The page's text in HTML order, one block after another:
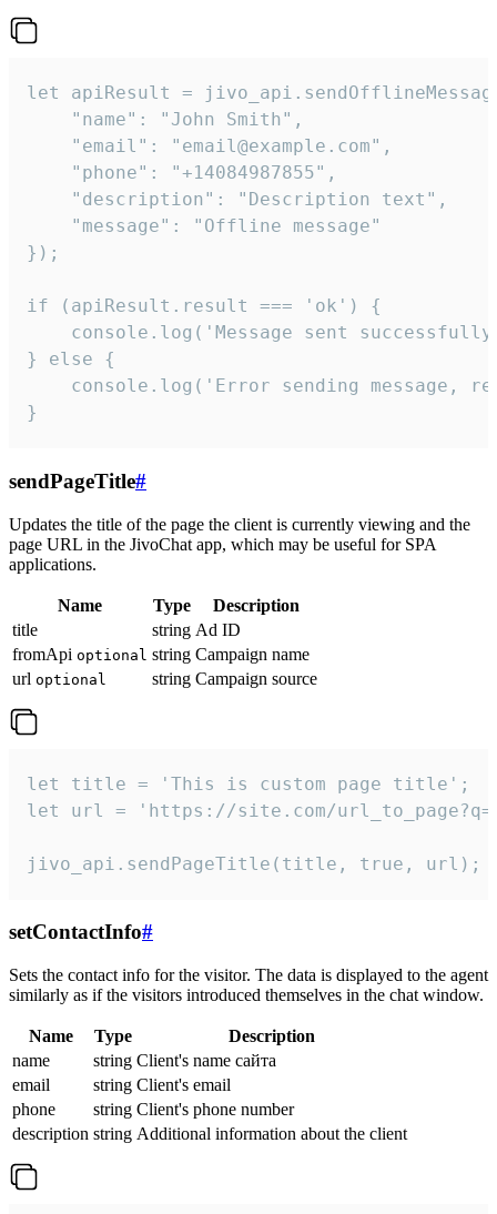
let apiResult =
    "name": "John Smith",
    "email": "email@example.com",
    "phone": "+14084987855",
    "description": "Description text",
    "message": "Offline message"
});
if (apiResult.result === 'ok') {
console.log('Message sent
} else {
console.log('Error sending message,
}
sendPageTitle#
Updates the title of the page the client is currently viewing and the
page URL in the JivoChat app, which may be useful for SPA
applications.
Name Type
Description
title
string Ad ID
fromApi optional string Campaign name
url optional string Campaign source
let title = 'This is custom page title';
let url = 'https://site.com/
jivo_api.sendPageTitle(title, true, url);
setContactInfo#
Sets the contact info for the visitor. The data is displayed to the agent
similarly as if the visitors introduced themselves in the chat window.
Name Type
Description
name
string Client's name сайта
email
string Client's email
phone
string Client's phone number
description string Additional information about the client